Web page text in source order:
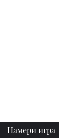
Намери игра